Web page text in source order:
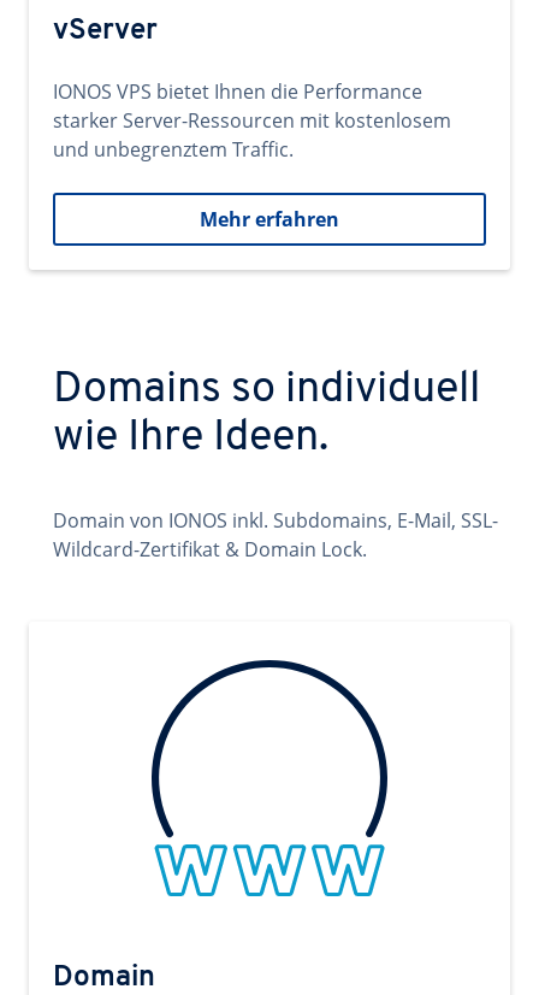
vServer
IONOS VPS bietet Ihnen die Performance
starker Server-Ressourcen mit kostenlosem
und unbegrenztem Traffic.
Mehr erfahren
Domains so individuell
wie Ihre Ideen.
Domain von IONOS inkl. Subdomains, E-Mail, SSL-
Wildcard-Zertifikat & Domain Lock.
Domain